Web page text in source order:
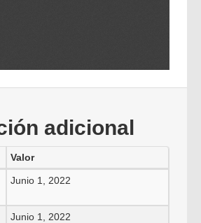
adicional
Valor
Junio 1, 2022
Junio 1, 2022